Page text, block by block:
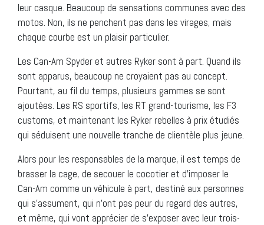
leur casque. Beaucoup de sensations communes avec des
motos. Non, ils ne penchent pas dans les virages, mais
chaque courbe est un plaisir particulier.
Les Can-Am Spyder et autres Ryker sont à part. Quand ils
sont apparus, beaucoup ne croyaient pas au concept.
Pourtant, au fil du temps, plusieurs gammes se sont
ajoutées. Les RS sportifs, les RT grand-tourisme, les F3
customs, et maintenant les Ryker rebelles à prix étudiés
qui séduisent une nouvelle tranche de clientèle plus jeune.
Alors pour les responsables de la marque, il est temps de
brasser la cage, de secouer le cocotier et d’imposer le
Can-Am comme un véhicule à part, destiné aux personnes
qui s’assument, qui n’ont pas peur du regard des autres,
et même, qui vont apprécier de s’exposer avec leur trois-